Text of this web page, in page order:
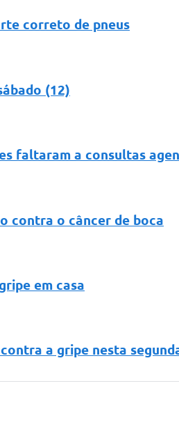
correto de pneus
(12)
faltaram a consultas
contra o câncer de boca
em casa
a gripe nesta